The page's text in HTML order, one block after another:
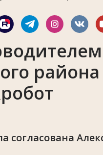
согласована